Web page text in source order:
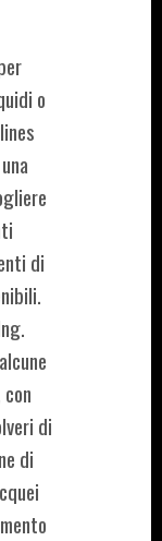
o
di
di
di